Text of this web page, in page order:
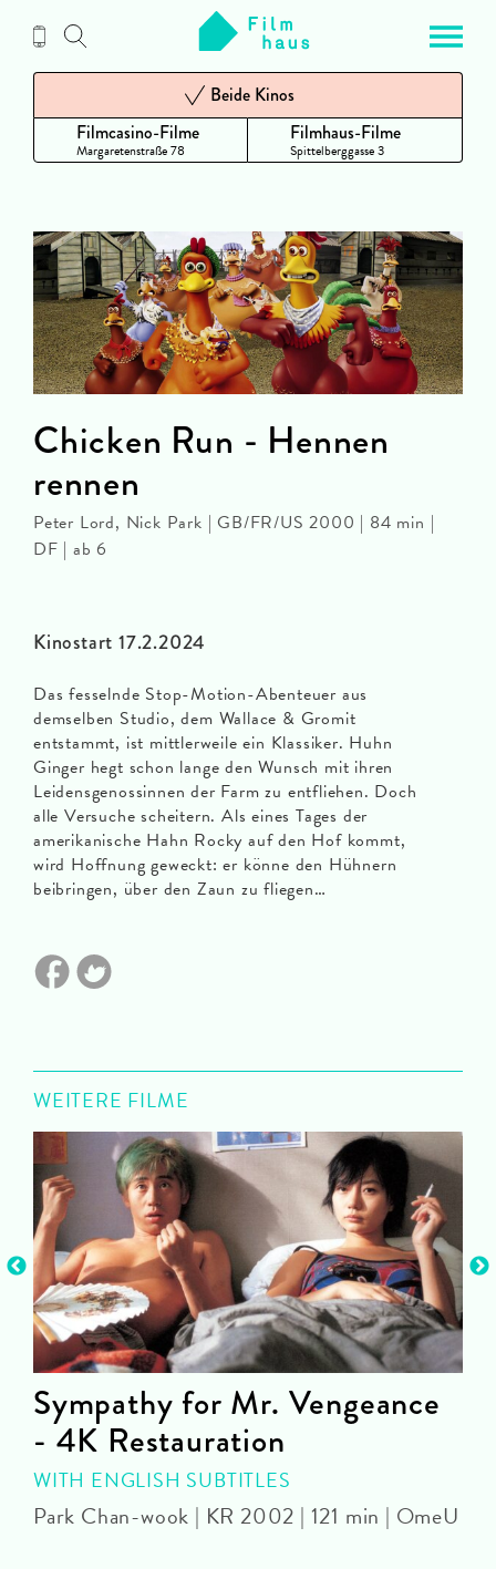
Inhalt
Filmcasino-Filme
Margaretenstraße 78
Beide Kinos
Filmhaus-Filme
Spittelberggasse 3
Kinostart 17.2.2024
Das fesselnde Stop-Motion-Abenteuer aus
demselben Studio, dem Wallace & Gromit
entstammt, ist mittlerweile ein Klassiker. Huhn
Ginger hegt schon lange den Wunsch mit ihren
Leidensgenossinnen der Farm zu entfliehen. Doch
alle Versuche scheitern. Als eines Tages der
amerikanische Hahn Rocky auf den Hof kommt,
wird Hoffnung geweckt: er könne den Hühnern
beibringen, über den Zaun zu fliegen…
Chicken Run - Hennen
rennen
Peter Lord, Nick Park | GB/FR/US 2000 | 84 min |
DF | ab 6
WEITERE FILME
Sympathy for Mr. Vengeance
- 4K Restauration
WITH ENGLISH SUBTITLES
Park Chan-wook | KR 2002 | 121 min | OmeU